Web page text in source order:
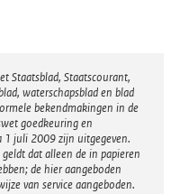
Staatsblad, Staatscourant,
waterschapsblad en blad
bekendmakingen in de
goedkeuring en
1 juli 2009 zijn uitgegeven.
dat alleen de in papieren
de hier aangeboden
van service aangeboden.